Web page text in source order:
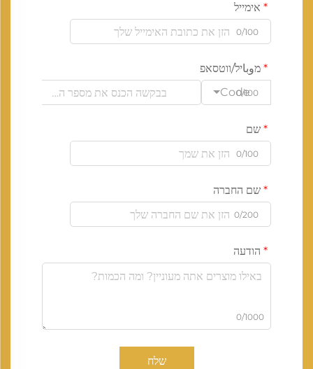
אימייל
0/100
מوباיל/ווטסאפ
Code
0/100
שם
0/100
שם החברה
0/200
הודעה
0/1000
שלח